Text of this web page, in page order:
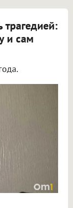
трагедией:
и сам